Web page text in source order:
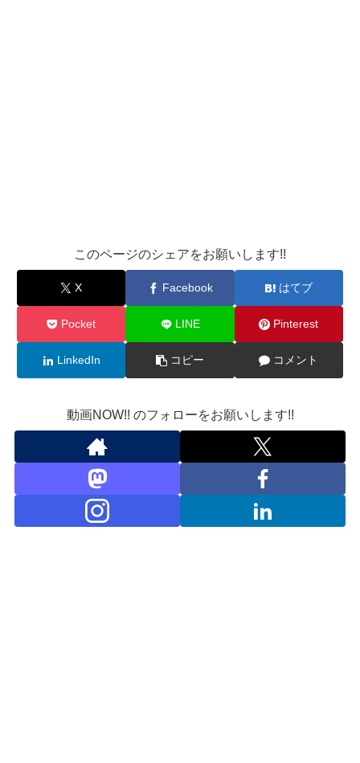
このページのシェアをお願いします!!
X Facebook はてブ
Pocket LINE Pinterest
LinkedIn コピー コメント
動画NOW!! のフォローをお願いします!!